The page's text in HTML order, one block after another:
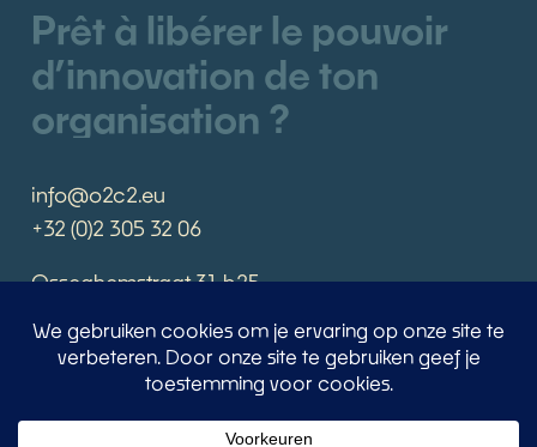
Prêt à libérer le pouvoir
d’innovation de ton
organisation ?
info@o2c2.eu
+32 (0)2 305 32 06
Osseghemstraat 31 b25
Prends rendez-vous